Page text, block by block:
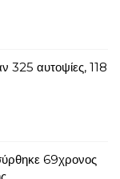
325 αυτοψίες, 118
69χρονος